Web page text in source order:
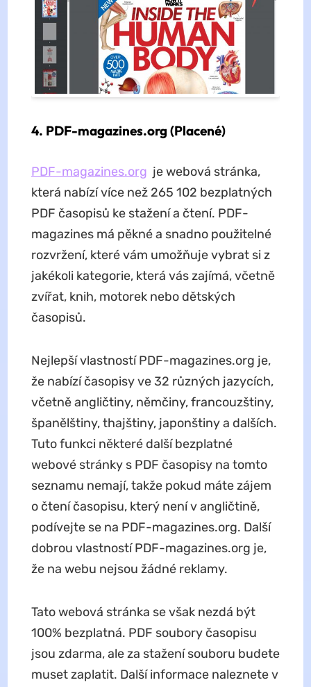
4. PDF-magazines.org (Placené)
PDF-magazines.org je webová stránka,
která nabízí více než 265 102 bezplatných
PDF časopisů ke stažení a čtení. PDF-
magazines má pěkné a snadno použitelné
rozvržení, které vám umožňuje vybrat si z
jakékoli kategorie, která vás zajímá, včetně
zvířat, knih, motorek nebo dětských
časopisů.
Nejlepší vlastností PDF-magazines.org je,
že nabízí časopisy ve 32 různých jazycích,
včetně angličtiny, němčiny, francouzštiny,
španělštiny, thajštiny, japonštiny a dalších.
Tuto funkci některé další bezplatné
webové stránky s PDF časopisy na tomto
seznamu nemají, takže pokud máte zájem
o čtení časopisu, který není v angličtině,
podívejte se na PDF-magazines.org. Další
dobrou vlastností PDF-magazines.org je,
že na webu nejsou žádné reklamy.
Tato webová stránka se však nezdá být
100% bezplatná. PDF soubory časopisu
jsou zdarma, ale za stažení souboru budete
muset zaplatit. Další informace naleznete v